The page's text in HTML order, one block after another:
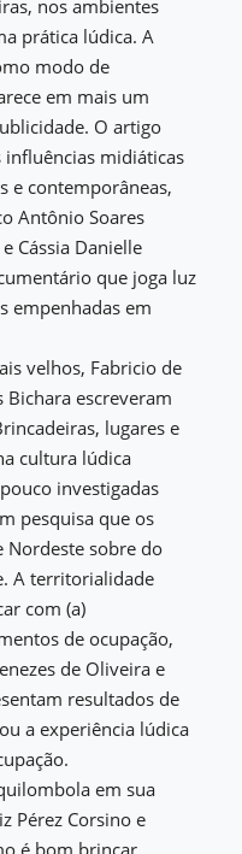
nos ambientes
prática lúdica. A
modo de
em mais um
O artigo
influências midiáticas
e contemporâneas,
Antônio Soares
Cássia Danielle
que joga luz
empenhadas em
velhos, Fabricio de
Bichara escreveram
lugares e
cultura lúdica
investigadas
pesquisa que os
Nordeste sobre do
A territorialidade
com (a)
de ocupação,
de Oliveira e
resultados de
a experiência lúdica
em sua
Pérez Corsino e
é bom brincar,